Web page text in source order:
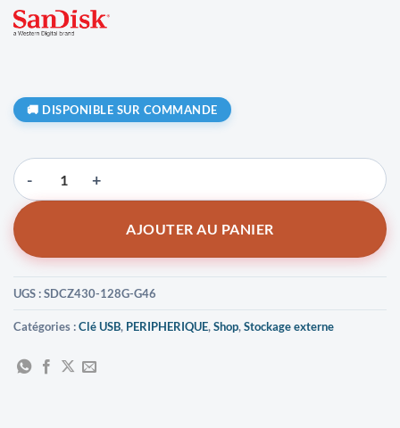
DISPONIBLE SUR COMMANDE
quantité de SanDisk Ultra Fit USB 3.0 Flash Drive 128 Go
AJOUTER AU PANIER
UGS :SDCZ430-128G-G46
Catégories :Clé USB, PERIPHERIQUE,Shop,Stockage externe